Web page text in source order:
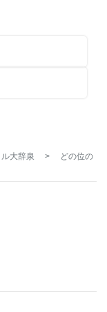
大辞泉 > どの位の